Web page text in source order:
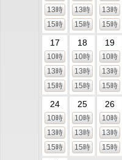
13時
15時
13時
15時
13時
15時
17
10時
13時
15時
18
10時
13時
15時
19
10時
13時
15時
24
10時
13時
15時
25
10時
13時
15時
26
10時
13時
15時